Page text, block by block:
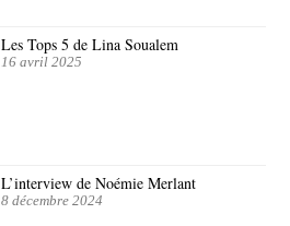
Les Tops 5 de Lina Soualem
16 avril 2025
L’interview de Noémie Merlant
8 décembre 2024